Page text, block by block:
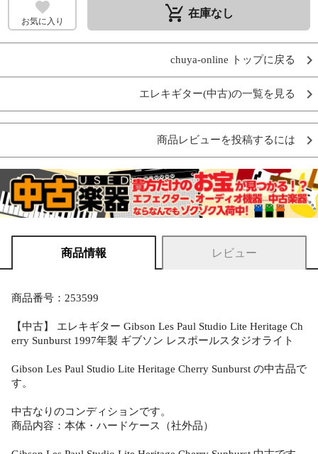
お気に入り remove_shopping_cart 在庫なし
chuya-online トップに戻る
エレキギター(中古)の一覧を見る
商品レビューを投稿するには
商品情報 レビュー
商品番号：253599
【中古】 エレキギター Gibson Les Paul Studio Lite Heritage Ch
erry Sunburst 1997年製 ギブソン レスポールスタジオライト
Gibson Les Paul Studio Lite Heritage Cherry Sunburst の中古品で
す。
中古なりのコンディションです。
商品内容：本体・ハードケース（社外品）